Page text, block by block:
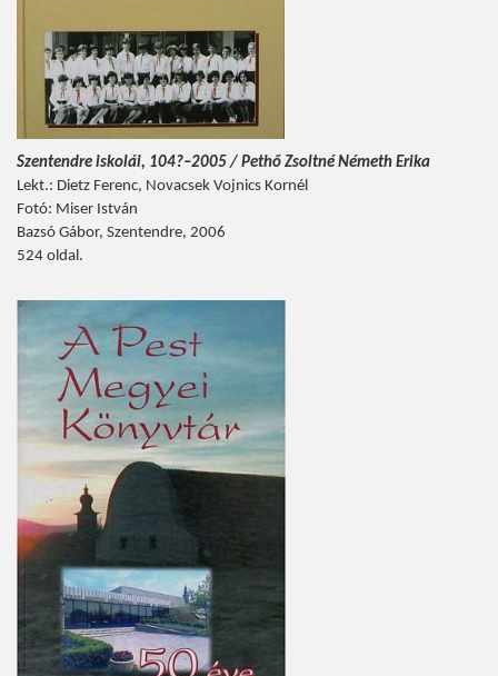
Szentendre iskolái, 104?–2005 / Pethő Zsoltné Németh Erika
Lekt.: Dietz Ferenc, Novacsek Vojnics Kornél
Fotó: Miser István
Bazsó Gábor, Szentendre, 2006
524 oldal.